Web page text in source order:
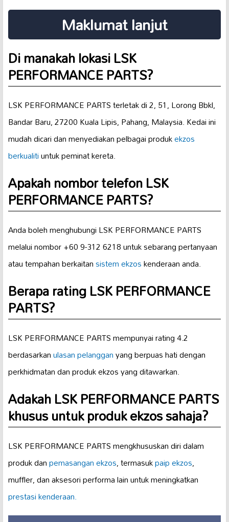
Maklumat lanjut
Di manakah lokasi LSK
PERFORMANCE PARTS?
LSK PERFORMANCE PARTS terletak di 2, 51, Lorong Bbkl,
Bandar Baru, 27200 Kuala Lipis, Pahang, Malaysia. Kedai ini
mudah dicari dan menyediakan pelbagai produkekzos
berkualitiuntuk peminat kereta.
Apakah nombor telefon LSK
PERFORMANCE PARTS?
Anda boleh menghubungi LSK PERFORMANCE PARTS
melalui nombor +60 9-312 6218 untuk sebarang pertanyaan
atau tempahan berkaitansistem ekzoskenderaan anda.
Berapa rating LSK PERFORMANCE
PARTS?
LSK PERFORMANCE PARTS mempunyai rating 4.2
berdasarkanulasan pelangganyang berpuas hati dengan
perkhidmatan dan produk ekzos yang ditawarkan.
Adakah LSK PERFORMANCE PARTS
khusus untuk produk ekzos sahaja?
LSK PERFORMANCE PARTS mengkhususkan diri dalam
produk danpemasangan ekzos, termasukpaip ekzos,
muffler, dan aksesori performa lain untuk meningkatkan
prestasi kenderaan.